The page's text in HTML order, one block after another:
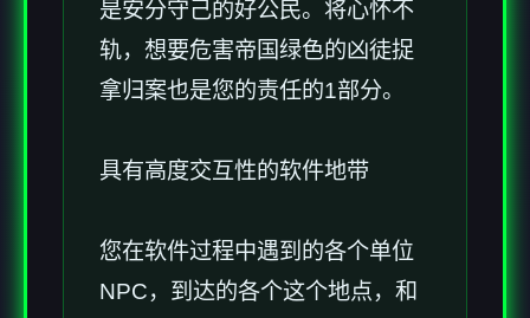
是安分守己的好公民。将心怀不
轨，想要危害帝国绿色的凶徒捉
拿归案也是您的责任的1部分。
具有高度交互性的软件地带
您在软件过程中遇到的各个单位
NPC，到达的各个这个地点，和